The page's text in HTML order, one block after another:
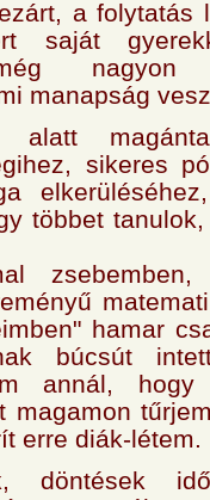
a folytatás
saját
manapság
alatt
sikeres
többet
hamar
búcsút
annál,
magamon
erre diák-létem.
döntések